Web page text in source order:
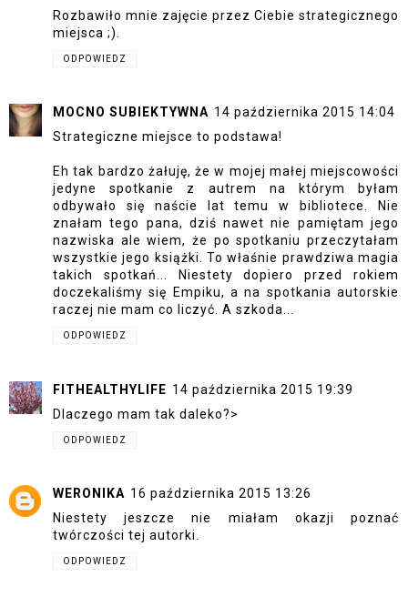
Rozbawiło mnie zajęcie przez Ciebie strategicznego
miejsca ;).
ODPOWIEDZ
MOCNO SUBIEKTYWNA 14 października 2015 14:04
Strategiczne miejsce to podstawa!
Eh tak bardzo żałuję, że w mojej małej miejscowości
jedyne spotkanie z autrem na którym byłam
odbywało się naście lat temu w bibliotece. Nie
znałam tego pana, dziś nawet nie pamiętam jego
nazwiska ale wiem, że po spotkaniu przeczytałam
wszystkie jego książki. To właśnie prawdziwa magia
takich spotkań... Niestety dopiero przed rokiem
doczekaliśmy się Empiku, a na spotkania autorskie
raczej nie mam co liczyć. A szkoda...
ODPOWIEDZ
FITHEALTHYLIFE 14 października 2015 19:39
Dlaczego mam tak daleko?>
ODPOWIEDZ
WERONIKA 16 października 2015 13:26
Niestety jeszcze nie miałam okazji poznać
twórczości tej autorki.
ODPOWIEDZ